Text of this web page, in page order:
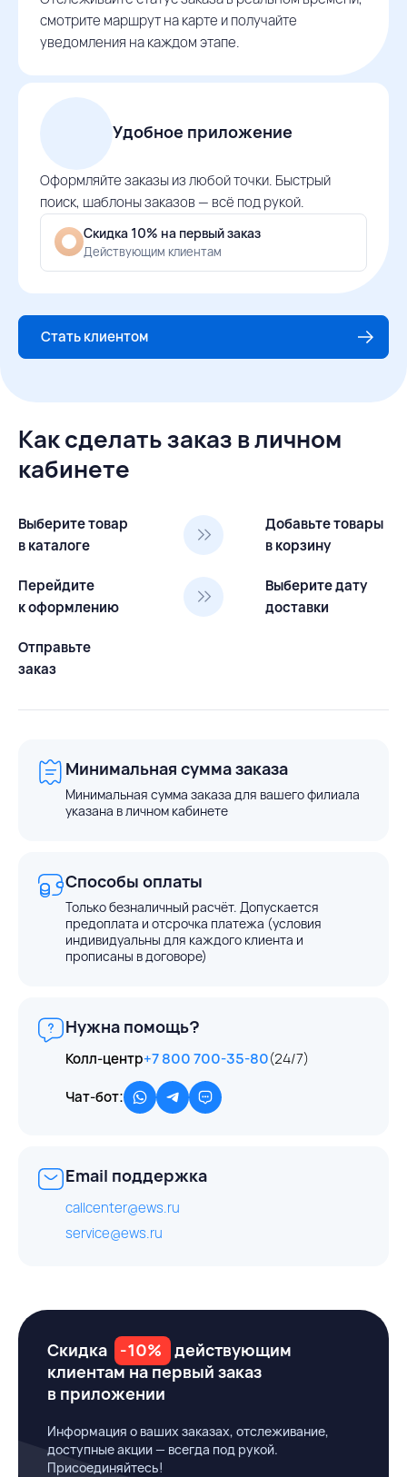
смотрите маршрут на карте и получайте
уведомления на каждом этапе.
Удобное приложение
Оформляйте заказы из любой точки. Быстрый
поиск, шаблоны заказов — всё под рукой.
Скидка 10% на первый заказ
Действующим клиентам
Стать клиентом
Как сделать заказ в личном
кабинете
Выберите товар
в каталоге
Добавьте товары
в корзину
Перейдите
к оформлению
Выберите дату
доставки
Отправьте
заказ
Минимальная сумма заказа
Минимальная сумма заказа для вашего филиала
указана в личном кабинете
Способы оплаты
Только безналичный расчёт. Допускается
предоплата и отсрочка платежа (условия
индивидуальны для каждого клиента и
прописаны в договоре)
Нужна помощь?
Колл-центр+7 800 700-35-80(24/7)
Чат-бот:
Email поддержка
callcenter@ews.ru
service@ews.ru
Скидка -10%
действующим
клиентам на первый заказ
в приложении
Информация о ваших заказах, отслеживание,
доступные акции — всегда под рукой.
Присоединяйтесь!